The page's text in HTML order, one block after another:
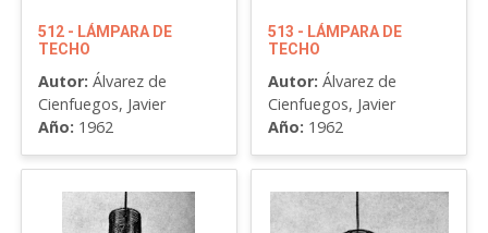
512 - LÁMPARA DE
TECHO
Autor: Álvarez de
Cienfuegos, Javier
Año: 1962
513 - LÁMPARA DE
TECHO
Autor: Álvarez de
Cienfuegos, Javier
Año: 1962